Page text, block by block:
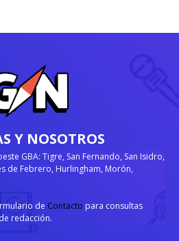
Y NOSOTROS
GBA: Tigre, San Fernando, San Isidro,
de Febrero, Hurlingham, Morón,
de Contacto para consultas
redacción.